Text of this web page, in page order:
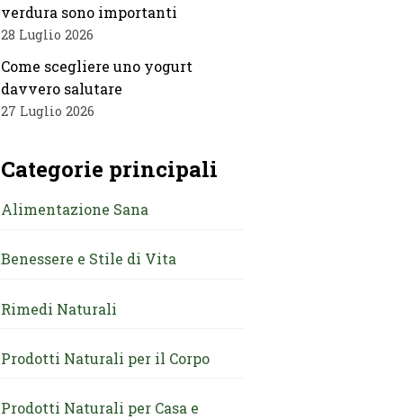
verdura sono importanti
28 Luglio 2026
Come scegliere uno yogurt
davvero salutare
27 Luglio 2026
Categorie principali
Alimentazione Sana
Benessere e Stile di Vita
Rimedi Naturali
Prodotti Naturali per il Corpo
Prodotti Naturali per Casa e